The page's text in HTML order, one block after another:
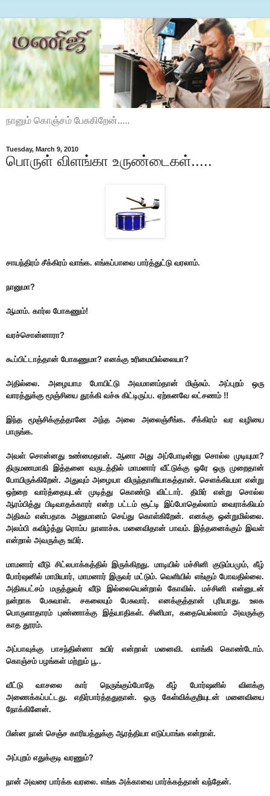
நானும் கொஞ்சம் பேசுகிறேன்.....
Tuesday, March 9, 2010
பொருள் விளங்கா உருண்டைகள்.....
சாயந்திரம் சீக்கிரம் வாங்க. எங்கப்பாவை பார்த்துட்டு வரலாம்.
நானுமா?
ஆமாம். கார்ல போகணும்!
வரச்சொன்னாரா?
கூப்பிட்டாத்தான் போகணுமா? எனக்கு உரிமையில்லையா?
அதில்லை. அழையாம போயிட்டு அவமானம்தான் மிஞ்சும். அப்புறம் ஒரு
வாரத்துக்கு மூஞ்சியை தூக்கி வச்சு கிட்டிருப்ப. ஏற்கனவே லட்சணம் !!
இந்த மூஞ்சிக்குத்தானே அந்த அலை அலைஞ்சீங்க. சீக்கிரம் வர வழியை
பாருங்க.
அவள் சொன்னது உண்மைதான். ஆனா அது அப்போடின்னு சொல்ல முடியுமா?
திருமணமாகி இத்தனை வருடத்தில் மாமனார் வீட்டுக்கு ஒரே ஒரு முறைதான்
போயிருக்கிறேன். அதுவும் அழையா விருந்தாளியாகத்தான். செளக்கியமா என்று
ஒற்றை வார்த்தையுடன் முடித்து கொண்டு விட்டார். திமிர் என்று சொல்ல
ஆரம்பித்து பிடிவாதக்காரர் என்ற பட்டம் சூட்டி இப்போதெல்லாம் வைராக்கியம்
அதிகம் என்பதாக அனுமானம் செய்து கொள்கிறேன். எனக்கு ஒன்றுமில்லை.
அலம்பி கவிழ்த்து ரொம்ப நாளாச்சு. மனைவிதான் பாவம். இத்தனைக்கும் இவள்
என்றால் அவருக்கு உயிர்.
மாமனார் வீடு சிட்லபாக்கத்தில் இருக்கிறது. மாடியில் மச்சினி குடும்பமும், கீழ்
போர்ஷனில் மாமியார், மாமனார் இருவர் மட்டும். வெளியில் எங்கும் போவதில்லை.
அதிகபட்சம் மருத்துவர் வீடு இல்லையென்றால் கோவில். மச்சினி என்னுடன்
நன்றாக பேசுவாள். சகலையும் பேசுவார். எனக்குத்தான் புரியாது. உலக
பொருளாதாரம் புண்ணாக்கு இத்யாதிகள். சினிமா, கதையெல்லாம் அவருக்கு
காத தூரம்.
அப்பாவுக்கு பாசந்தின்னா உயிர் என்றாள் மனைவி. வாங்கி கொண்டோம்.
கொஞ்சம் பழங்கள் மற்றும் பூ..
வீட்டு வாசலை கார் நெருங்கும்போதே கீழ் போர்ஷனில் விளக்கு
அணைக்கப்பட்டது. எதிர்பார்த்ததுதான். ஒரு கேள்விக்குறியுடன் மனைவியை
நோக்கினேன்.
பின்ன நான் செஞ்ச காரியத்துக்கு ஆரத்தியா எடுப்பாங்க என்றாள்.
அப்புறம் எதுக்குடி வரணும்?
நான் அவரை பார்க்க வரலை. எங்க அக்காவை பார்க்கத்தான் வந்தேன்.